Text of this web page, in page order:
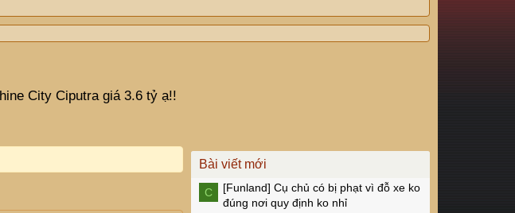
City Ciputra giá 3.6 tỷ ạ!!
Bài viết mới
C [Funland] Cụ chủ có bị phạt vì đỗ xe ko
đúng nơi quy định ko nhỉ